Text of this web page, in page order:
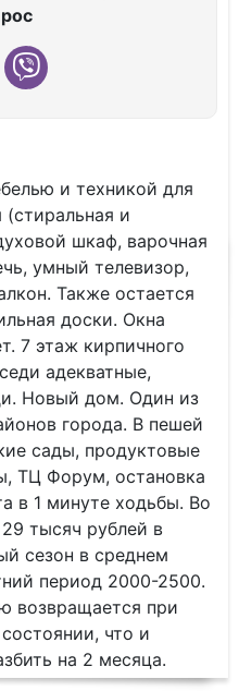
и техникoй для
и
шкаф, вapочная
умный телeвизоp,
Также остается
доски. Окна
7 этаж кирпичного
адекватные,
Новый дом. Один из
города. В пешей
сады, продуктовые
ТЦ Форум, остановка
в 1 минуте ходьбы. Во
тысяч рублей в
сезон в среднем
период 2000-2500.
возвращается при
что и
на 2 месяца.